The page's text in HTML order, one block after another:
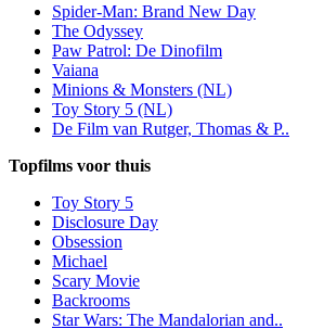
Spider-Man: Brand New Day
The Odyssey
Paw Patrol: De Dinofilm
Vaiana
Minions & Monsters (NL)
Toy Story 5 (NL)
De Film van Rutger, Thomas & P..
Topfilms voor thuis
Toy Story 5
Disclosure Day
Obsession
Michael
Scary Movie
Backrooms
Star Wars: The Mandalorian and..